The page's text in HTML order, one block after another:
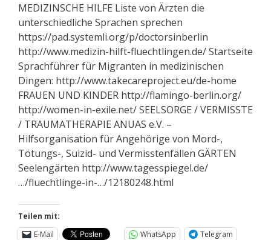
MEDIZINSCHE HILFE Liste von Ärzten die
unterschiedliche Sprachen sprechen
https://pad.systemli.org/p/doctorsinberlin
http://www.medizin-hilft-fluechtlingen.de/ Startseite
Sprachführer für Migranten in medizinischen
Dingen: http://www.takecareproject.eu/de-home
FRAUEN UND KINDER http://flamingo-berlin.org/
http://women-in-exile.net/ SEELSORGE / VERMISSTE
/ TRAUMATHERAPIE ANUAS e.V. –
Hilfsorganisation für Angehörige von Mord-,
Tötungs-, Suizid- und Vermisstenfällen GÄRTEN
Seelengärten http://www.tagesspiegel.de/
…/fluechtlinge-in-…/12180248.html
Teilen mit:
E-Mail
WhatsApp
Telegram